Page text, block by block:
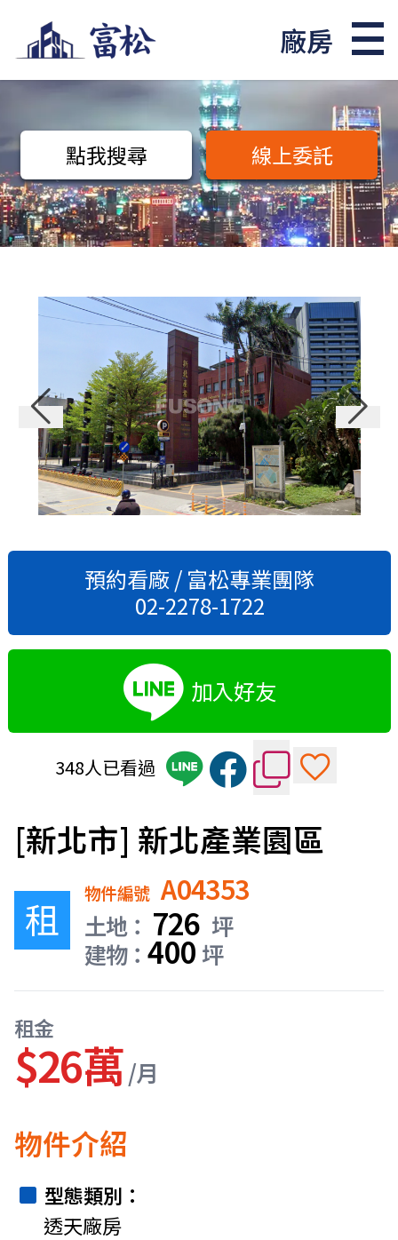
廠房
點我搜尋 線上委託
預約看廠 / 富松專業團隊
02-2278-1722
加入好友
348人已看過
[新北市] 新北產業園區
租
物件編號 A04353
土地： 726 坪
建物：400 坪
租金
$26萬 /月
物件介紹
型態類別
透天廠房